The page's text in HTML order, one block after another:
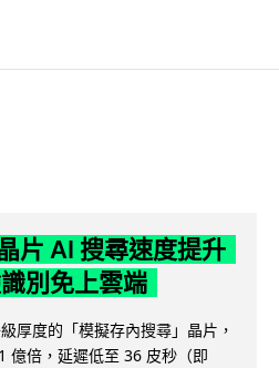
片 AI 搜尋速度提升
別免上雲端
厚度的「模擬存內搜尋」晶片，
億倍，延遲低至 36 皮秒（即